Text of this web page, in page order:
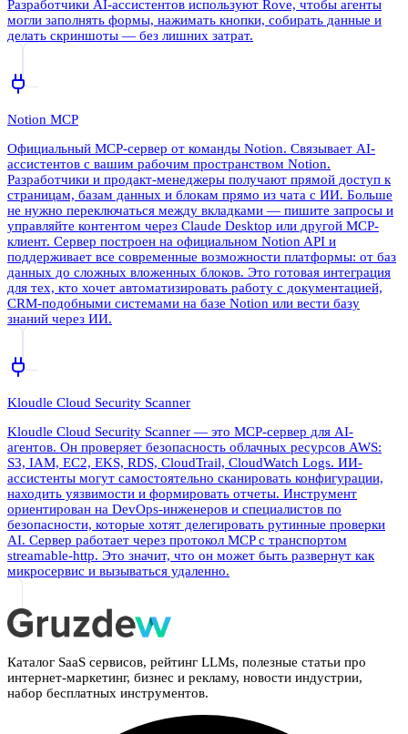
Разработчики AI-ассистентов используют Rove, чтобы агенты
могли заполнять формы, нажимать кнопки, собирать данные и
делать скриншоты — без лишних затрат.
Notion MCP
Официальный MCP-сервер от команды Notion. Связывает AI-
ассистентов с вашим рабочим пространством Notion.
Разработчики и продакт-менеджеры получают прямой доступ к
страницам, базам данных и блокам прямо из чата с ИИ. Больше
не нужно переключаться между вкладками — пишите запросы и
управляйте контентом через Claude Desktop или другой MCP-
клиент. Сервер построен на официальном Notion API и
поддерживает все современные возможности платформы: от баз
данных до сложных вложенных блоков. Это готовая интеграция
для тех, кто хочет автоматизировать работу с документацией,
CRM-подобными системами на базе Notion или вести базу
знаний через ИИ.
Kloudle Cloud Security Scanner
Kloudle Cloud Security Scanner — это MCP-сервер для AI-
агентов. Он проверяет безопасность облачных ресурсов AWS:
S3, IAM, EC2, EKS, RDS, CloudTrail, CloudWatch Logs. ИИ-
ассистенты могут самостоятельно сканировать конфигурации,
находить уязвимости и формировать отчеты. Инструмент
ориентирован на DevOps-инженеров и специалистов по
безопасности, которые хотят делегировать рутинные проверки
AI. Сервер работает через протокол MCP с транспортом
streamable-http. Это значит, что он может быть развернут как
микросервис и вызываться удаленно.
Каталог SaaS сервисов, рейтинг LLMs, полезные статьи про
интернет-маркетинг, бизнес и рекламу, новости индустрии,
набор бесплатных инструментов.